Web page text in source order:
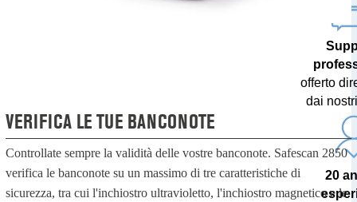
VERIFICA LE TUE BANCONOTE
Controllate sempre la validità delle vostre banconote. Safescan 2850
verifica le banconote su un massimo di tre caratteristiche di
sicurezza, tra cui l'inchiostro ultravioletto, l'inchiostro magnetico e le
offerto
dai
20